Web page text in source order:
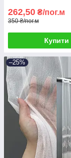
262,50 ₴/пог.м
350 ₴/пог.м
Купити
–25%